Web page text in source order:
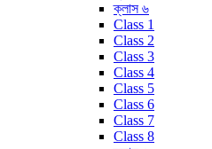
ক্লাস ৬
Class 1
Class 2
Class 3
Class 4
Class 5
Class 6
Class 7
Class 8